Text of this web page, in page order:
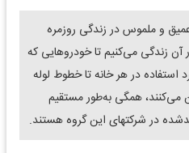
و ملموس در زندگی روزمره
آن زندگی می‌کنیم تا خودروهایی که
استفاده در هر خانه تا خطوط لوله
می‌کنند، همگی به‌طور مستقیم
در شرکتهای این گروه هستند.